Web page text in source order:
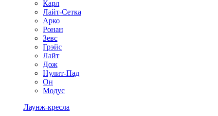
Карл
Лайт-Сетка
Арко
Ронан
Зевс
Грэйс
Лайт
Дож
Нулит-Пад
Он
Модус
Лаунж-кресла